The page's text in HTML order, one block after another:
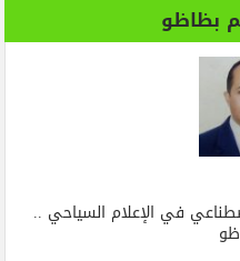
بظاظو
في الإعلام السياحي ..